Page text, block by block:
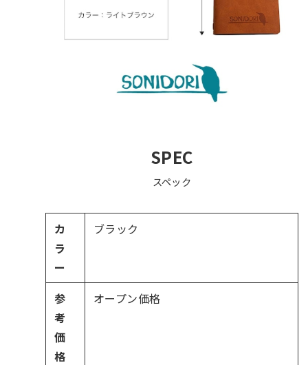
SPEC
スペック
カ
ラ
ー
ブラック
参
考
価
格
オープン価格